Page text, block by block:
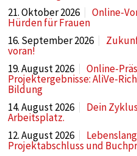
21. Oktober 2026
Online-
Hürden für Frauen
16. September 2026
voran!
19. August 2026
Online-
Projektergebnisse: AliVe-
Bildung
14. August 2026
Dein
Arbeitsplatz.
12. August 2026
Projektabschluss und
STATISTIK
Statistik Cookies
Informationen helfen
Nutzer auf unserer
verstehen.
Analytics